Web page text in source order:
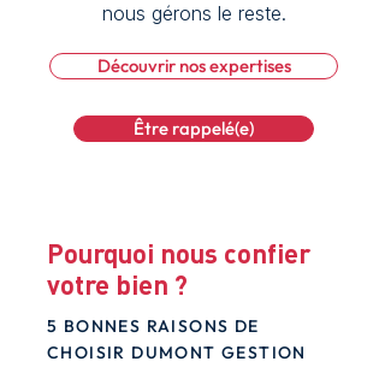
nous gérons le reste.
Découvrir nos expertises
Être rappelé(e)
Pourquoi nous confier
votre bien ?
5 BONNES RAISONS DE
CHOISIR DUMONT GESTION